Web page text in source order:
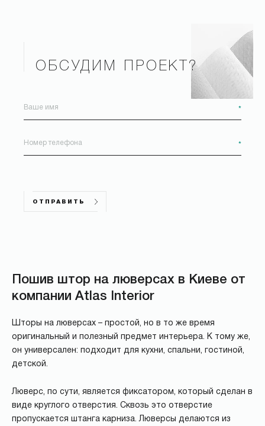
ОБСУДИМ ПРОЕКТ?
*
*
ОТПРАВИТЬ
Пошив штор на люверсах в Киеве от
компании Atlas Interior
Шторы на люверсах – простой, но в то же время
оригинальный и полезный предмет интерьера. К тому же,
он универсален: подходит для кухни, спальни, гостиной,
детской.
Люверс, по сути, является фиксатором, который сделан в
виде круглого отверстия. Сквозь это отверстие
пропускается штанга карниза. Люверсы делаются из